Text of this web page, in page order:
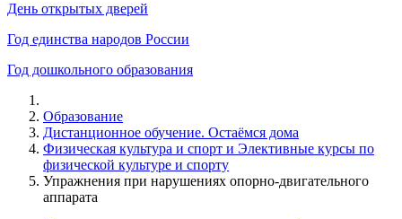
День открытых дверей
Год единства народов России
Год дошкольного образования
Образование
Дистанционное обучение. Остаёмся дома
Физическая культура и спорт и Элективные курсы по
физической культуре и спорту
Упражнения при нарушениях опорно-двигательного
аппарата